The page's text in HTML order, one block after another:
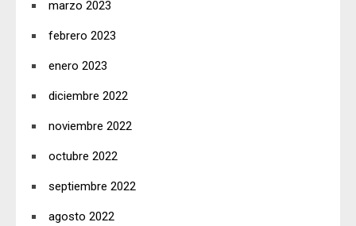
marzo 2023
febrero 2023
enero 2023
diciembre 2022
noviembre 2022
octubre 2022
septiembre 2022
agosto 2022